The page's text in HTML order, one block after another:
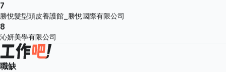
7
勝悅髮型頭皮養護館_勝悅國際有限公司
8
沁妍美學有限公司
職缺